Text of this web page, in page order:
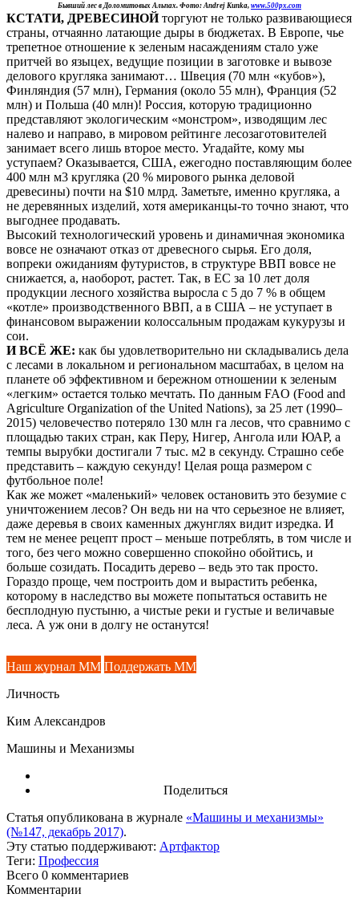
Бывший лес в Доломитовых Альпах. Фото: Andrej Kunka, www.500px.com
КСТАТИ, ДРЕВЕСИНОЙторгуют не только развивающиеся
страны, отчаянно латающие дыры в бюджетах. В Европе, чье
трепетное отношение к зеленым насаждениям стало уже
притчей во языцех, ведущие позиции в заготовке и вывозе
делового кругляка занимают… Швеция (70 млн «кубов»),
Финляндия (57 млн), Германия (около 55 млн), Франция (52
млн) и Польша (40 млн)! Россия, которую традиционно
представляют экологическим «монстром», изводящим лес
налево и направо, в мировом рейтинге лесозаготовителей
занимает всего лишь второе место. Угадайте, кому мы
уступаем? Оказывается, США, ежегодно поставляющим более
400 млн м3 кругляка (20 % мирового рынка деловой
древесины) почти на $10 млрд. Заметьте, именно кругляка, а
не деревянных изделий, хотя американцы-то точно знают, что
выгоднее продавать.
Высокий технологический уровень и динамичная экономика
вовсе не означают отказ от древесного сырья. Его доля,
вопреки ожиданиям футуристов, в структуре ВВП вовсе не
снижается, а, наоборот, растет. Так, в ЕС за 10 лет доля
продукции лесного хозяйства выросла с 5 до 7 % в общем
«котле» производственного ВВП, а в США – не уступает в
финансовом выражении колоссальным продажам кукурузы и
сои.
И ВСЁ ЖЕ: как бы удовлетворительно ни складывались дела
с лесами в локальном и региональном масштабах, в целом на
планете об эффективном и бережном отношении к зеленым
«легким» остается только мечтать. По данным FAO (Food and
Agriculture Organization of the United Nations), за 25 лет (1990–
2015) человечество потеряло 130 млн га лесов, что сравнимо с
площадью таких стран, как Перу, Нигер, Ангола или ЮАР, а
темпы вырубки достигали 7 тыс. м2 в секунду. Страшно себе
представить – каждую секунду! Целая роща размером с
футбольное поле!
Как же может «маленький» человек остановить это безумие с
уничтожением лесов? Он ведь ни на что серьезное не влияет,
даже деревья в своих каменных джунглях видит изредка. И
тем не менее рецепт прост – меньше потреблять, в том числе и
того, без чего можно совершенно спокойно обойтись, и
больше созидать. Посадить дерево – ведь это так просто.
Гораздо проще, чем построить дом и вырастить ребенка,
которому в наследство вы можете попытаться оставить не
бесплодную пустыню, а чистые реки и густые и величавые
леса. А уж они в долгу не останутся!
Наш журнал ММ Поддержать ММ
Личность
Ким Александров
Машины и Механизмы
Поделиться
Статья опубликована в журнале «Машины и механизмы»
(№147, декабрь 2017).
Эту статью поддерживают: Артфактор
Теги: Профессия
Всего 0 комментариев
Комментарии